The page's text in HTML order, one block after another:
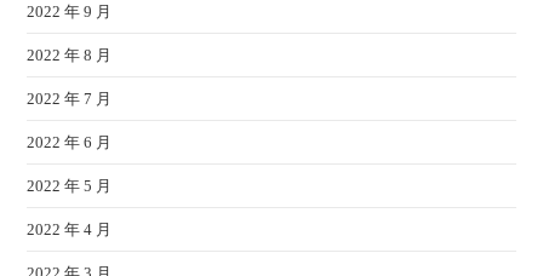
2022 年 9 月
2022 年 8 月
2022 年 7 月
2022 年 6 月
2022 年 5 月
2022 年 4 月